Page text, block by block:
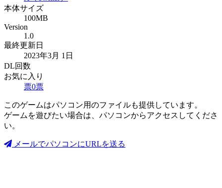
本体サイズ
100MB
Version
1.0
最終更新日
2023年3月 1日
DL回数
お気に入り
票0票
このゲームはパソコン用のファイルも提供しています。
ゲームを遊びたい場合は、パソコンからアクセスしてくださ
い。
メールでパソコンにURLを送る